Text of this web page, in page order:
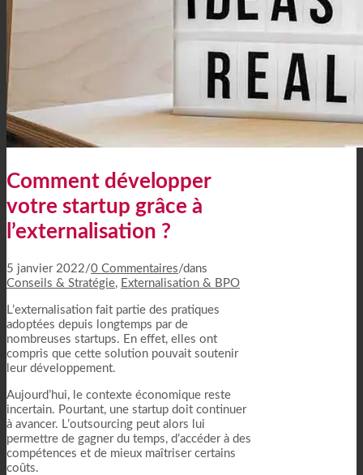
Comment développer
votre startup grâce à
l’externalisation ?
5 janvier 2022/0 Commentaires/dans
Conseils & Stratégie, Externalisation & BPO
L’externalisation fait partie des pratiques
adoptées depuis longtemps par de
nombreuses startups. En effet, elles ont
compris que cette solution pouvait soutenir
leur développement.
Aujourd’hui, le contexte économique reste
incertain. Pourtant, une startup doit continuer
à avancer. L’outsourcing peut alors lui
permettre de gagner du temps, d’accéder à des
compétences et de mieux maîtriser certains
coûts.